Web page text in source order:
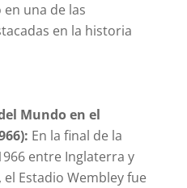
una de las
en la historia
Mundo en el
En la final de la
entre Inglaterra y
Estadio Wembley fue